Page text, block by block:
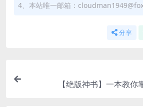
4、本站唯一邮箱：
分享
【绝版神书】一本教你